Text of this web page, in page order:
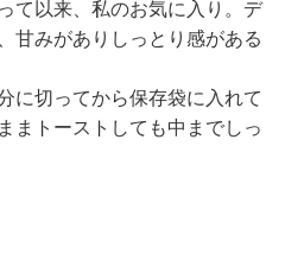
て以来、私のお気に入り。デ
甘みがありしっとり感がある
に切ってから保存袋に入れて
まトーストしても中までしっ